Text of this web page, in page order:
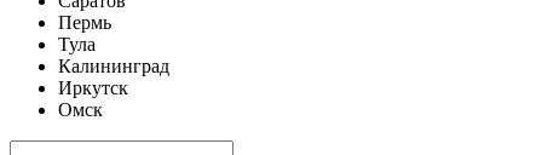
Пермь
Тула
Калининград
Иркутск
Омск